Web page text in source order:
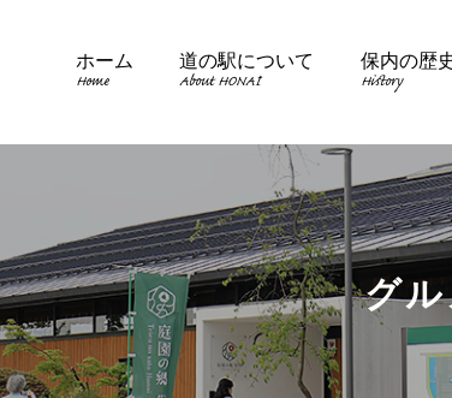
ホーム
Home
道の駅について
About HONAI
保内の歴
History
グ